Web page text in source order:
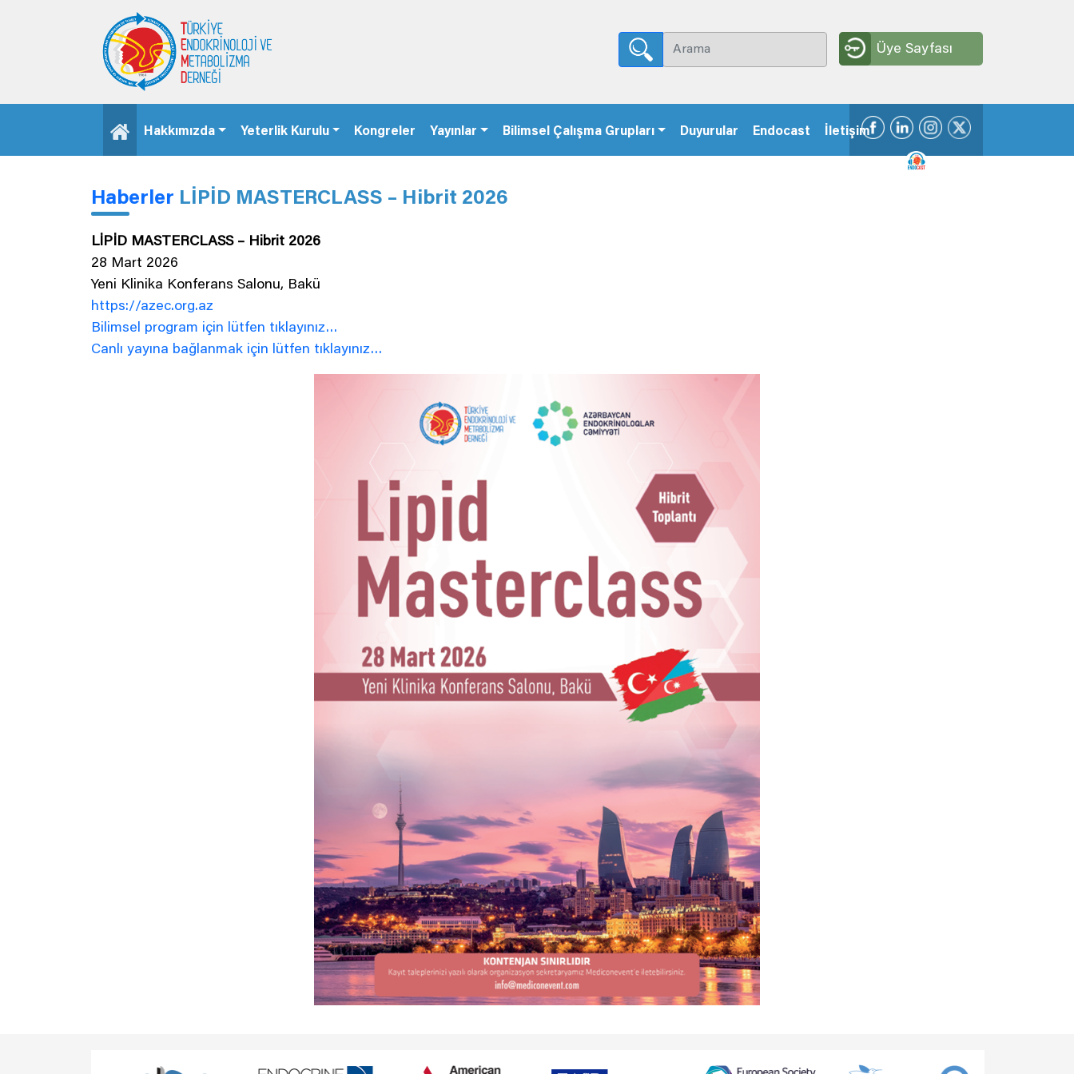
Üye Sayfası
Hakkımızda Yeterlik Kurulu Kongreler Yayınlar Bilimsel Çalışma Grupları Duyurular Endocast İletişim
Haberler LİPİD MASTERCLASS – Hibrit 2026
LİPİD MASTERCLASS – Hibrit 2026
28 Mart 2026
Yeni Klinika Konferans Salonu, Bakü
https://azec.org.az
Bilimsel program için lütfen tıklayınız…
Canlı yayına bağlanmak için lütfen tıklayınız…